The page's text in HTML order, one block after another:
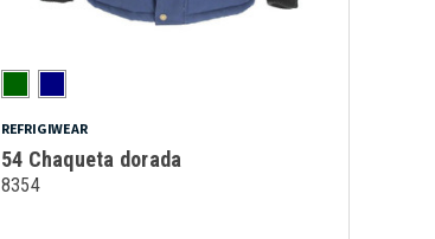
REFRIGIWEAR
54 Chaqueta dorada
8354